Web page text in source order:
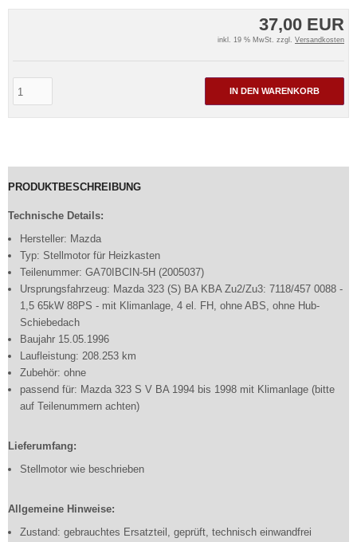
37,00 EUR
inkl. 19 % MwSt. zzgl. Versandkosten
IN DEN WARENKORB
PRODUKTBESCHREIBUNG
Technische Details:
Hersteller: Mazda
Typ: Stellmotor für Heizkasten
Teilenummer: GA70IBCIN-5H (2005037)
Ursprungsfahrzeug: Mazda 323 (S) BA KBA Zu2/Zu3: 7118/457 0088 -
1,5 65kW 88PS - mit Klimanlage, 4 el. FH, ohne ABS, ohne Hub-
Schiebedach
Baujahr 15.05.1996
Laufleistung: 208.253 km
Zubehör: ohne
passend für: Mazda 323 S V BA 1994 bis 1998 mit Klimanlage (bitte
auf Teilenummern achten)
Lieferumfang:
Stellmotor wie beschrieben
Allgemeine Hinweise:
Zustand: gebrauchtes Ersatzteil, geprüft, technisch einwandfrei